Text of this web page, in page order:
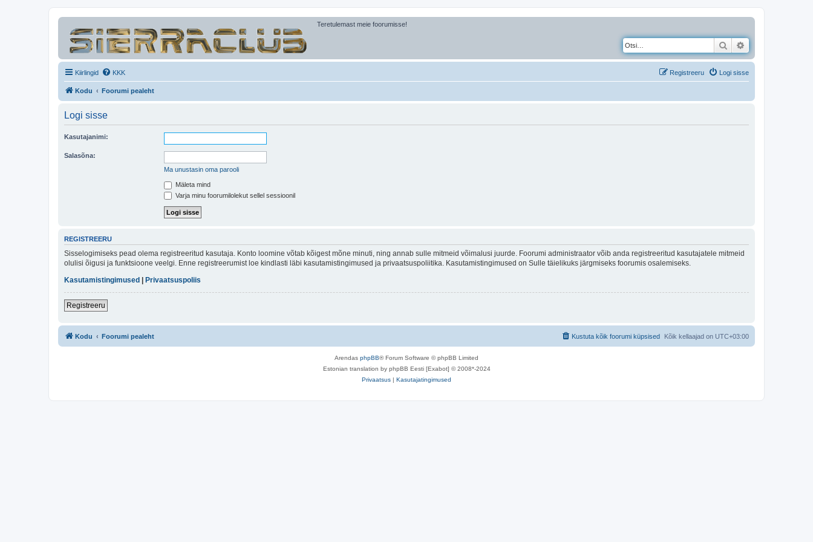
Teretulemast meie foorumisse!
Otsi
Kiirlingid KKK Logi sisse
Registreeru
Kodu Foorumi pealeht
Logi sisse
Kasutajanimi:
Salasõna:
Ma unustasin oma parooli
Mäleta mind
Varja minu foorumilolekut sellel sessioonil
REGISTREERU
Sisselogimiseks pead olema registreeritud kasutaja. Konto loomine võtab kõigest mõne minuti, ning annab sulle mitmeid võimalusi juurde. Foorumi administraator võib anda registreeritud kasutajatele mitmeid
olulisi õigusi ja funktsioone veelgi. Enne registreerumist loe kindlasti läbi kasutamistingimused ja privaatsuspoliitika. Kasutamistingimused on Sulle täielikuks järgmiseks foorumis osalemiseks.
Kasutamistingimused | Privaatsuspoliis
Registreeru
Kodu Foorumi pealeht Kõik kellaajad on UTC+03:00
Kustuta kõik foorumi küpsised
Arendas phpBB® Forum Software © phpBB Limited
Estonian translation by phpBB Eesti [Exabot] © 2008*-2024
Privaatsus | Kasutajatingimused